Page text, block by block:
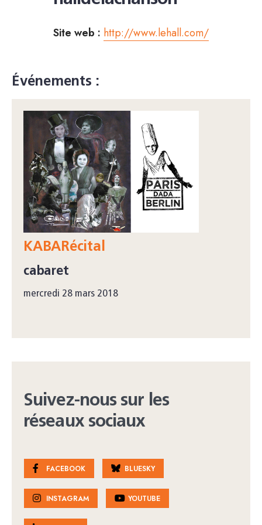
Site web : http://www.lehall.com/
Événements :
KABARécital
cabaret
mercredi 28 mars 2018
Suivez-nous sur les
réseaux sociaux
FACEBOOK BLUESKY
INSTAGRAM YOUTUBE